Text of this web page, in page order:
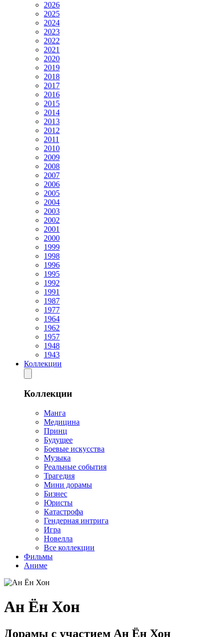
2026
2025
2024
2023
2022
2021
2020
2019
2018
2017
2016
2015
2014
2013
2012
2011
2010
2009
2008
2007
2006
2005
2004
2003
2002
2001
2000
1999
1998
1996
1995
1992
1991
1987
1977
1964
1962
1957
1948
1943
Коллекции
Коллекции
Манга
Медицина
Принц
Будущее
Боевые искусства
Музыка
Реальные события
Трагедия
Мини дорамы
Бизнес
Юристы
Катастрофа
Гендерная интрига
Игра
Новелла
Все коллекции
Фильмы
Аниме
Ан Ён Хон
Дорамы с участием Ан Ён Хон